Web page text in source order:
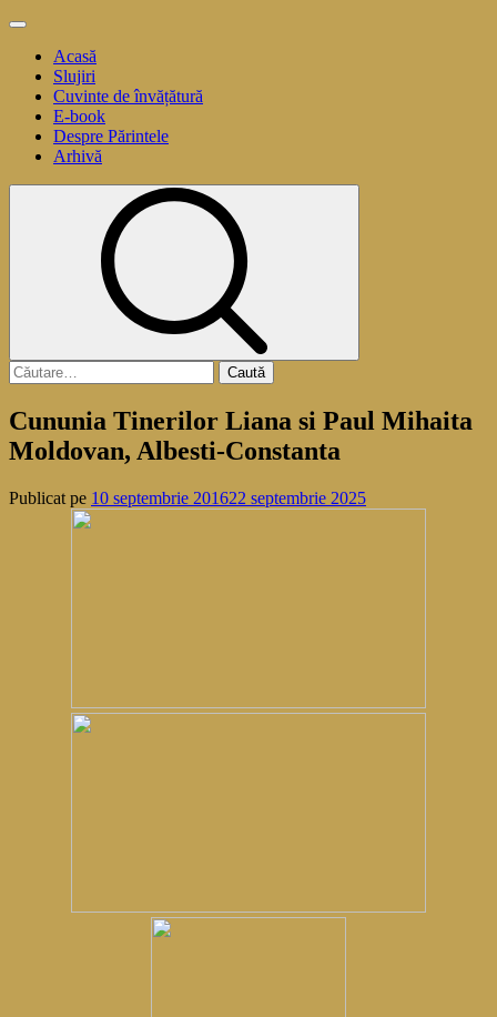
Sari
conținut
Meniu
principalAcasă
Slujiri
Cuvinte de învățătură
E-book
Despre Părintele
Arhivă
Caută
după:
Cununia Tinerilor Liana si Paul Mihaita
Moldovan, Albesti-Constanta
Publicat pe 10 septembrie 201622 septembrie 2025